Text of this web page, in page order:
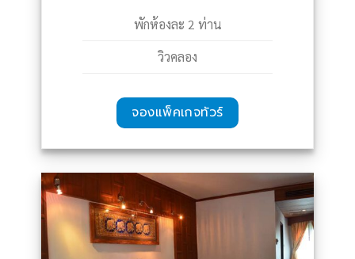
พักห้องละ 2 ท่าน
วิวคลอง
จองแพ็คเกจทัวร์